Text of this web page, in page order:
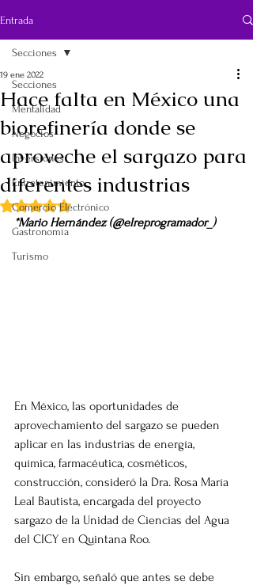
Entrada
Secciones
Mentalidad
Negocios
Inversiones
Entretenimiento
Comercio Electrónico
Gastronomía
Turismo
Secciones
Hace falta en México una
biorefinería donde se
aproveche el sargazo para
diferentes industrias
19 ene 2022
Obtuvo NaN de 5 estrellas.
*Mario Hernández (@elreprogramador_)
En México, las oportunidades de
aprovechamiento del sargazo se pueden
aplicar en las industrias de energía,
química, farmacéutica, cosméticos,
construcción, consideró la Dra. Rosa María
Leal Bautista, encargada del proyecto
sargazo de la Unidad de Ciencias del Agua
del CICY en Quintana Roo.
Sin embargo, señaló que antes se debe